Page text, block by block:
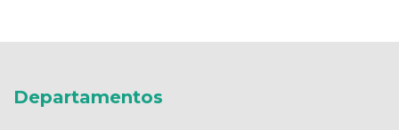
Departamentos